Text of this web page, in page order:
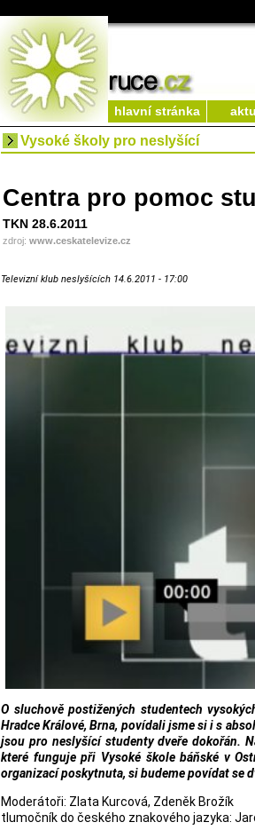
hlavní stránka
Vysoké školy pro neslyšící
Centra pro pomoc
TKN 28.6.2011
zdroj: www.ceskatelevize.cz
Televizní klub neslyšících 14.6.2011 - 17:00
O sluchově postižených studentech
Hradce Králové, Brna, povídali jsme si i s
jsou pro neslyšící studenty dveře dokořán.
které funguje při Vysoké škole báňské v
organizací poskytnuta, si budeme povídat se
Moderátoři: Zlata Kurcová, Zdeněk Brožík
tlumočník do českého znakového jazyka: